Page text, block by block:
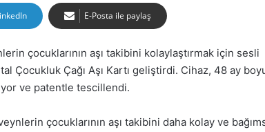
E-Posta ile paylaş
çocuklarının aşı takibini kolaylaştırmak için sesli
Çocukluk Çağı Aşı Kartı geliştirdi. Cihaz, 48 ay
ve patentle tescillendi.
çocuklarının aşı takibini daha kolay ve